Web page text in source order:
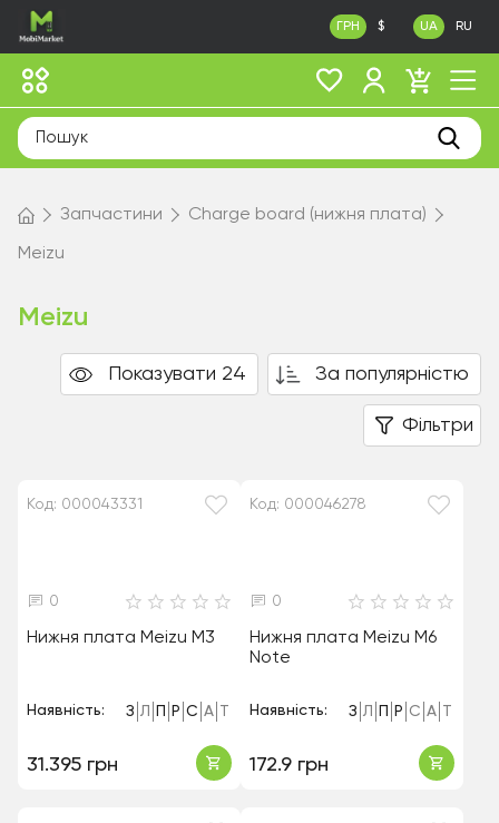
ГРН $ UA RU
Запчастини Charge board (нижня плата)
Meizu
Meizu
Показувати 24 За популярністю
Фільтри
Код: 000043331
0
Нижня плата Meizu M3
Наявність: З Л П Р С А
31.395 грн
Код: 000046278
0
Нижня плата Meizu M6
Note
Наявність: З Л П Р С А
172.9 грн